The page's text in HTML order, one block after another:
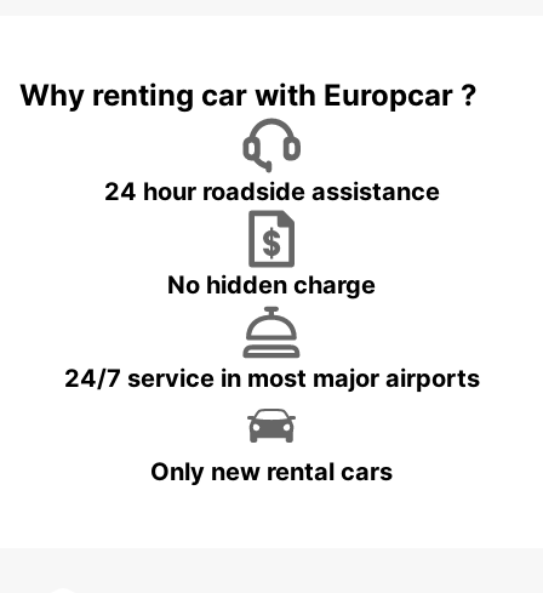
Why renting car with Europcar ?
24 hour roadside assistance
No hidden charge
24/7 service in most major airports
Only new rental cars